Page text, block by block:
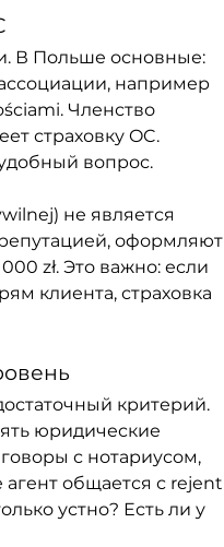
В Польше основные:
например
Членство
страховку OC.
вопрос.
не является
репутацией, оформляют
zł. Это важно: если
клиента, страховка
критерий.
юридические
с нотариусом,
общается с rejent
устно? Есть ли у